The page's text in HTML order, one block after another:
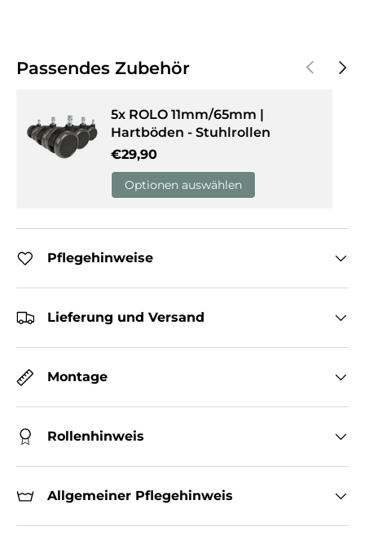
Passendes Zubehör Vorherige
5x ROLO 11mm/65mm |
Hartböden - Stuhlrollen
Normaler Preis
€29,90
Optionen auswählen
Pflegehinweise
Lieferung und Versand
Montage
Rollenhinweis
Allgemeiner Pflegehinweis